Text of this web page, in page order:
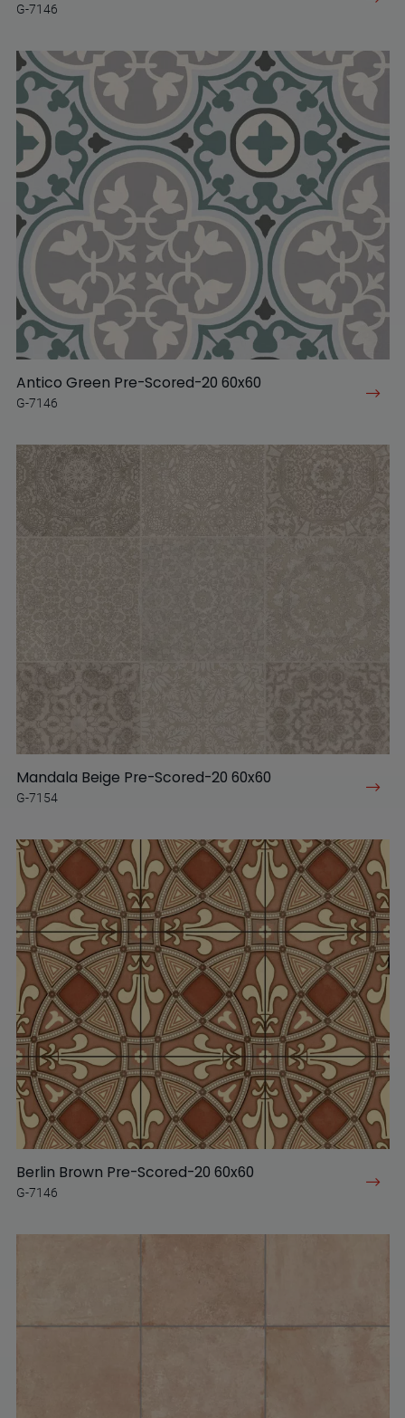
G-7146
Antico Green Pre-Scored-20 60x60
G-7146
Mandala Beige Pre-Scored-20 60x60
G-7154
Berlin Brown Pre-Scored-20 60x60
G-7146